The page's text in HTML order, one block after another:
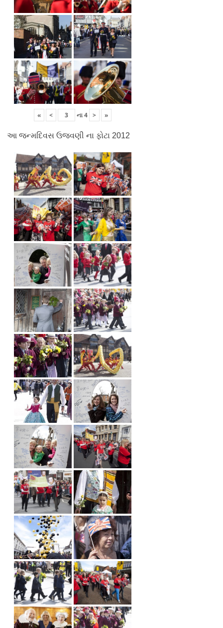
« < ના4 > »
આ જન્મદિવસ ઉજવણી ના ફોટા 2012